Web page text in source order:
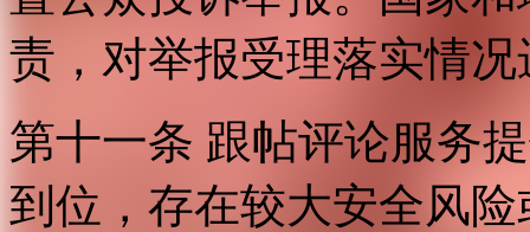
责，对举报受理落实情
第十一条 跟帖评论服务
到位，存在较大安全风